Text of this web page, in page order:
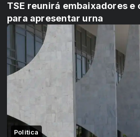
TSE reunirá embaixadores e
para apresentar urna
Politica